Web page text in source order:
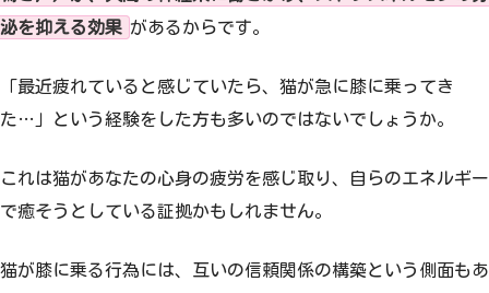
泌を抑える効果 があるからです。
「最近疲れていると感じていたら、猫が急に膝に乗ってき
た…」という経験をした方も多いのではないでしょうか。
これは猫があなたの心身の疲労を感じ取り、自らのエネルギー
で癒そうとしている証拠かもしれません。
猫が膝に乗る行為には、互いの信頼関係の構築という側面もあ